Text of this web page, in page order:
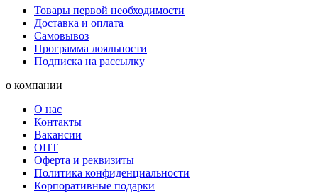
Товары первой необходимости
Доставка и оплата
Самовывоз
Программа лояльности
Подписка на рассылку
о компании
О нас
Контакты
Вакансии
ОПТ
Оферта и реквизиты
Политика конфиденциальности
Корпоративные подарки